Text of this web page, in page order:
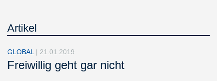
Artikel
GLOBAL | 21.01.2019
Freiwillig geht gar nicht